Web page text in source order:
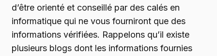
d’être orienté et conseillé par des calés en
informatique qui ne vous fourniront que des
informations vérifiées. Rappelons qu’il existe
plusieurs blogs dont les informations fournies